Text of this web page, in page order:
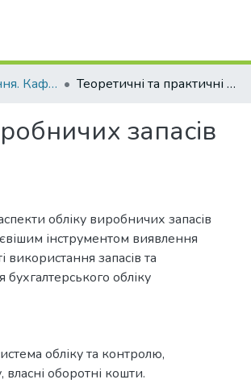
Друковані видання. Кафедра фінансів, економічних досліджень і туризму Теоретичні та практичні аспекти обліку виробничих запасів підприємства
запасів
обліку виробничих запасів
інструментом виявлення
запасів та
бухгалтерського обліку
обліку та контролю,
власні оборотні кошти.